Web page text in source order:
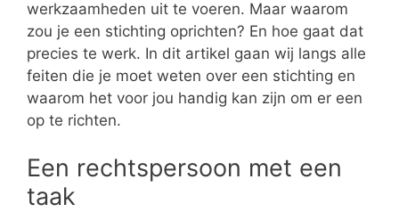
werkzaamheden uit te voeren. Maar waarom
zou je een stichting oprichten? En hoe gaat dat
precies te werk. In dit artikel gaan wij langs alle
feiten die je moet weten over een stichting en
waarom het voor jou handig kan zijn om er een
op te richten.
Een rechtspersoon met een
taak